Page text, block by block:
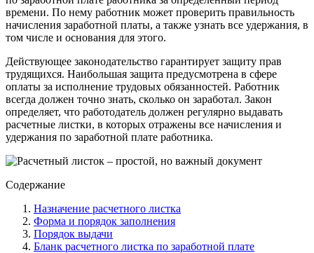
времени. По нему работник может проверить правильность
начисления заработной платы, а также узнать все удержания, в
том числе и основания для этого.
Действующее законодательство гарантирует защиту прав
трудящихся. Наибольшая защита предусмотрена в сфере
оплаты за исполнение трудовых обязанностей. Работник
всегда должен точно знать, сколько он заработал. Закон
определяет, что работодатель должен регулярно выдавать
расчетные листки, в которых отражены все начисления и
удержания по заработной плате работника.
Содержание
Назначение расчетного листка
Форма и порядок заполнения
Порядок выдачи
Бланк расчетного листка по заработной плате